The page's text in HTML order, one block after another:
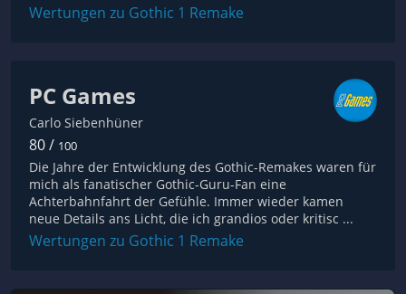
Wertungen zu Gothic 1 Remake
PC Games
Carlo Siebenhüner
80 / 100
Die Jahre der Entwicklung des Gothic-Remakes waren für
mich als fanatischer Gothic-Guru-Fan eine
Achterbahnfahrt der Gefühle. Immer wieder kamen
neue Details ans Licht, die ich grandios oder kritisc ...
Wertungen zu Gothic 1 Remake